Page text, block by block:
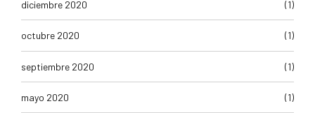
diciembre 2020 (1)
octubre 2020 (1)
septiembre 2020 (1)
mayo 2020 (1)